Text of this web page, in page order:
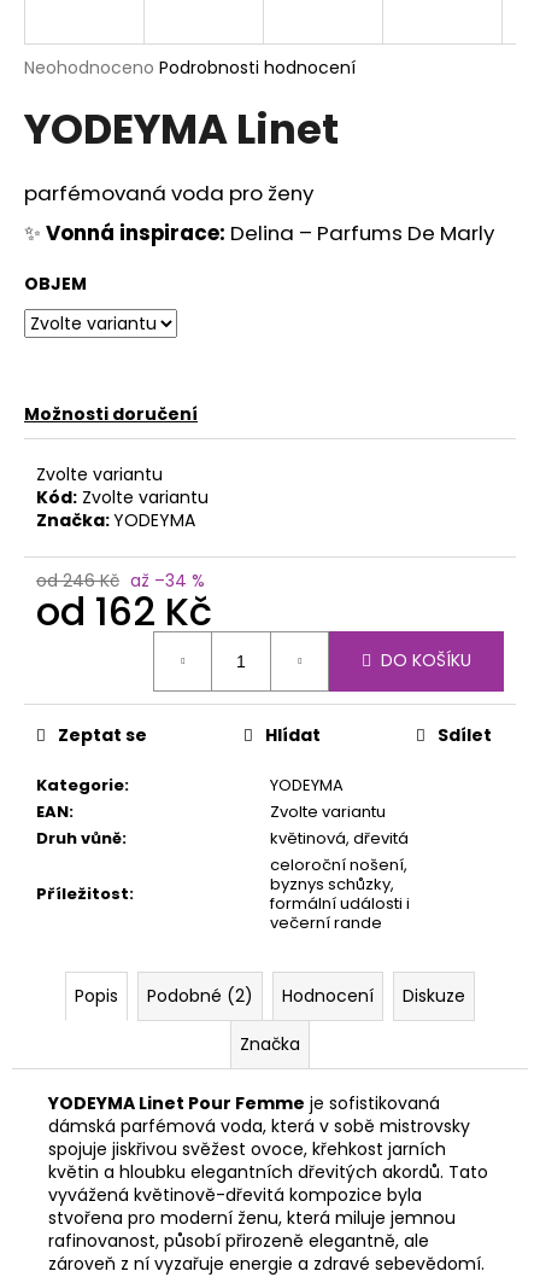
Průměrné
produktu
je
5
hvězdiček.
Neohodnoceno Podrobnosti hodnocení
YODEYMA Linet
parfémovaná voda pro ženy
✨ Vonná inspirace: Delina – Parfums De Marly
OBJEM
Možnosti doručení
Zvolte variantu
Kód: Zvolte variantu
Značka:YODEYMA
od 246 Kč až –34 %
od 162 Kč
DO KOŠÍKU
Kategorie:
YODEYMA
EAN:
Zvolte variantu
Druh vůně: květinová, dřevitá
Příležitost:
celoroční nošení,
byznys schůzky,
formální události i
večerní rande
Zeptat se Hlídat Sdílet
Popis Podobné (2) Hodnocení
Diskuze
Značka
YODEYMA Linet Pour Femme je sofistikovaná
dámská parfémová voda, která v sobě mistrovsky
spojuje jiskřivou svěžest ovoce, křehkost jarních
květin a hloubku elegantních dřevitých akordů. Tato
vyvážená květinově-dřevitá kompozice byla
stvořena pro moderní ženu, která miluje jemnou
rafinovanost, působí přirozeně elegantně, ale
zároveň z ní vyzařuje energie a zdravé sebevědomí.
j
t
?
o
p
o
u
u
e